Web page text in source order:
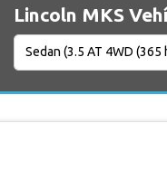
Lincoln MKS